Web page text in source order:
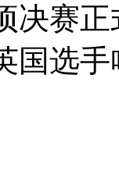
决赛
国选